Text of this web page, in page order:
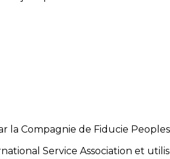
la Compagnie de Fiducie
Service Association et